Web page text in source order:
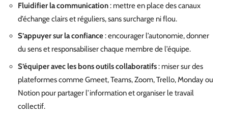
Fluidifier la communication: mettre en place des canaux
d’échange clairs et réguliers, sans surcharge ni flou.
S’appuyer sur la confiance: encourager l’autonomie, donner
du sens et responsabiliser chaque membre de l’équipe.
S’équiper avec les bons outils collaboratifs: miser sur des
plateformes comme Gmeet, Teams, Zoom, Trello, Monday ou
Notion pour partager l’information et organiser le travail
collectif.